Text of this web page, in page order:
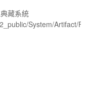
藏系統
System/Artifact/